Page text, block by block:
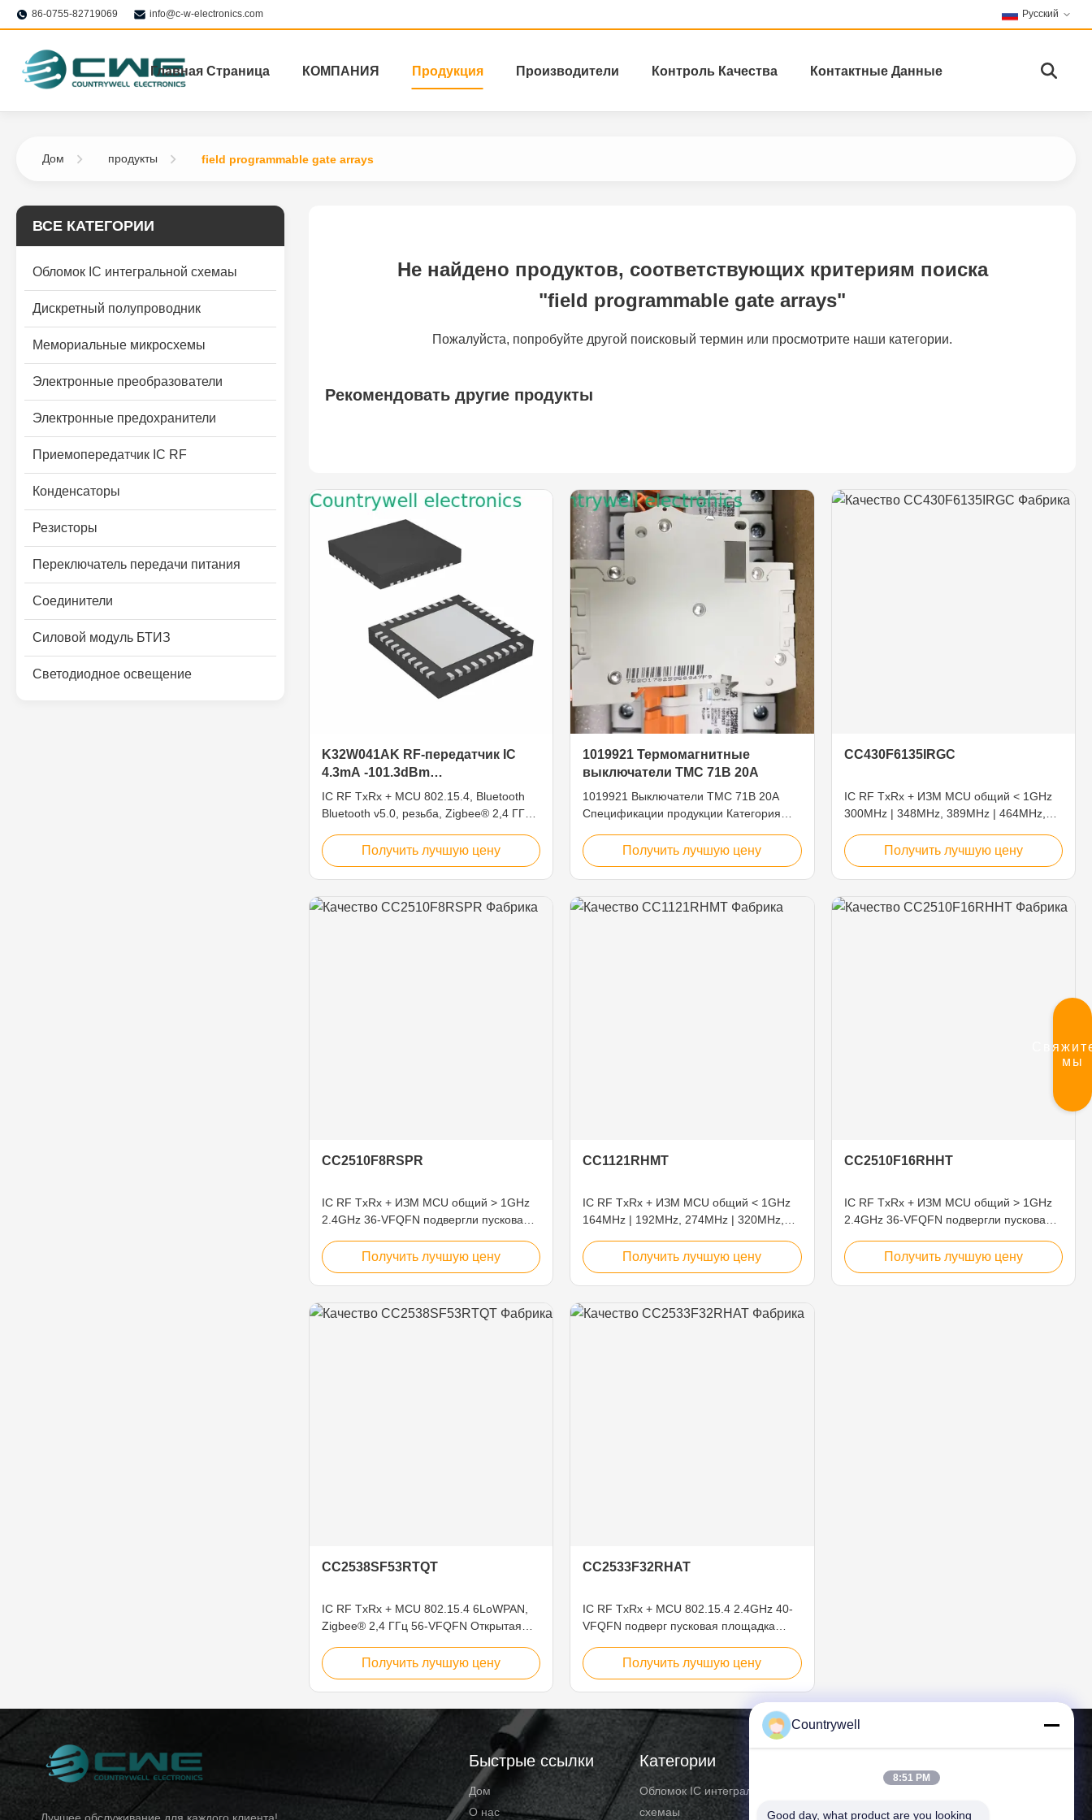
86-0755-82719069 info@c-w-electronics.com Русский
Главная Страница КОМПАНИЯ Продукция Производители Контроль Качества Контактные Данные
мы
Дом продукты field programmable gate arrays
ВСЕ КАТЕГОРИИ
Обломок IC интегральной схемаы
Дискретный полупроводник
Мемориальные микросхемы
Электронные преобразователи
Электронные предохранители
Приемопередатчик IC RF
Конденсаторы
Резисторы
Переключатель передачи питания
Соединители
Силовой модуль БТИЗ
Светодиодное освещение
Не найдено продуктов, соответствующих критериям поиска
"field programmable gate arrays"
Пожалуйста, попробуйте другой поисковый термин или просмотрите наши категории.
Рекомендовать другие продукты
K32W041AK RF-передатчик IC
4.3mA -101.3dBm
чувствительность с Bluetooth
IC RF TxRx + MCU 802.15.4, Bluetooth
Bluetooth v5.0, резьба, Zigbee® 2,4 ГГц,
Получить лучшую цену
1019921 Термомагнитные
выключатели TMC 71B 20A
1019921 Выключатели TMC 71B 20A
Спецификации продукции Категория
Подробная информация Серия ТМК 7
Продукт Выключатели Тип
Термомагнитные Нынешний рейтинг 20
А Номинальное напряжение AC 277
VAC Нормальное напряжение DC 60
Получить лучшую цену
CC430F6135IRGC
IC RF TxRx + ИЗМ MCU общий < 1GHz
300MHz | 348MHz, 389MHz | 464MHz,
пусковая площадка действию
Получить лучшую цену
CC2510F8RSPR
IC RF TxRx + ИЗМ MCU общий > 1GHz
2.4GHz 36-VFQFN подвергли пусковая
Получить лучшую цену
CC1121RHMT
IC RF TxRx + ИЗМ MCU общий < 1GHz
164MHz | 192MHz, 274MHz | 320MHz,
VFQFN подвергло пусковая площадка
действию
Получить лучшую цену
CC2510F16RHHT
IC RF TxRx + ИЗМ MCU общий > 1GHz
2.4GHz 36-VFQFN подвергли пусковая
Получить лучшую цену
CC2538SF53RTQT
IC RF TxRx + MCU 802.15.4 6LoWPAN,
Zigbee® 2,4 ГГц 56-VFQFN Открытая
Получить лучшую цену
CC2533F32RHAT
IC RF TxRx + MCU 802.15.4 2.4GHz 40-
VFQFN подверг пусковая площадка
Получить лучшую цену
Быстрые ссылки
Дом
О нас
Категории
Обломок IC интегральной
схемаы
Countrywell
8:51 PM
Good day, what product are you looking